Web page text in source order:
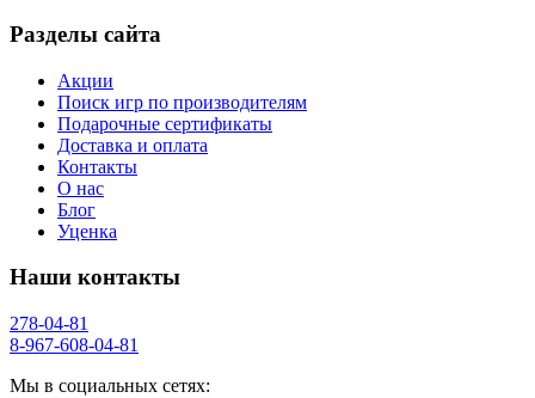
Разделы сайта
Акции
Поиск игр по производителям
Подарочные сертификаты
Доставка и оплата
Контакты
О нас
Блог
Уценка
Наши контакты
278-04-81
8-967-608-04-81
Мы в социальных сетях: